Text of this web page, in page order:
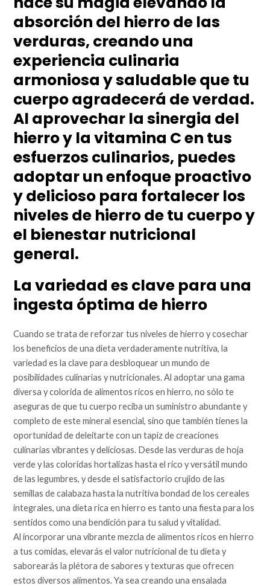
absorción del hierro de las
verduras, creando una
experiencia culinaria
armoniosa y saludable que tu
cuerpo agradecerá de verdad.
Al aprovechar la sinergia del
hierro y la vitamina C en tus
esfuerzos culinarios, puedes
adoptar un enfoque proactivo
y delicioso para fortalecer los
niveles de hierro de tu cuerpo y
el bienestar nutricional
general.
La variedad es clave para una
ingesta óptima de hierro
Cuando se trata de reforzar tus niveles de hierro y cosechar
los beneficios de una dieta verdaderamente nutritiva, la
variedad es la clave para desbloquear un mundo de
posibilidades culinarias y nutricionales. Al adoptar una gama
diversa y colorida de alimentos ricos en hierro, no sólo te
aseguras de que tu cuerpo reciba un suministro abundante y
completo de este mineral esencial, sino que también tienes la
oportunidad de deleitarte con un tapiz de creaciones
culinarias vibrantes y deliciosas. Desde las verduras de hoja
verde y las coloridas hortalizas hasta el rico y versátil mundo
de las legumbres, y desde el satisfactorio crujido de las
semillas de calabaza hasta la nutritiva bondad de los cereales
integrales, una dieta rica en hierro es tanto una fiesta para los
sentidos como una bendición para tu salud y vitalidad.
Al incorporar una vibrante mezcla de alimentos ricos en hierro
a tus comidas, elevarás el valor nutricional de tu dieta y
saborearás la plétora de sabores y texturas que ofrecen
estos diversos alimentos. Ya sea creando una ensalada